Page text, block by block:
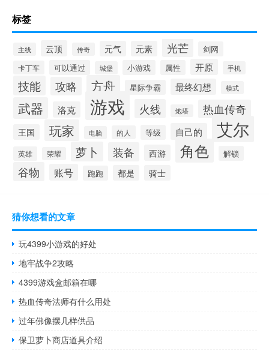
标签
主线 云顶 传奇 元气 元素 光芒 剑网
卡丁车 可以通过 城堡 小游戏 属性 开原 手机
技能 攻略 方舟 星际争霸 最终幻想 模式
武器 洛克 游戏 火线 炮塔 热血传奇
王国 玩家 电脑 的人 等级 自己的 艾尔
英雄 荣耀 萝卜 装备 西游 角色 解锁
谷物 账号 跑跑 都是 骑士
猜你想看的文章
玩4399小游戏的好处
地牢战争2攻略
4399游戏盒邮箱在哪
热血传奇法师有什么用处
过年佛像摆几样供品
保卫萝卜商店道具介绍